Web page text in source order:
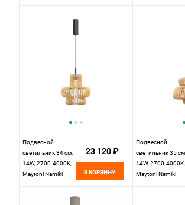
Подвесной
светильник 34 см,
14W, 2700-4000K,
Maytoni Namiki
23 120 ₽
В КОРЗИНУ
Подвесной
светильник 35 см,
14W, 2700-4000K,
Maytoni Namiki